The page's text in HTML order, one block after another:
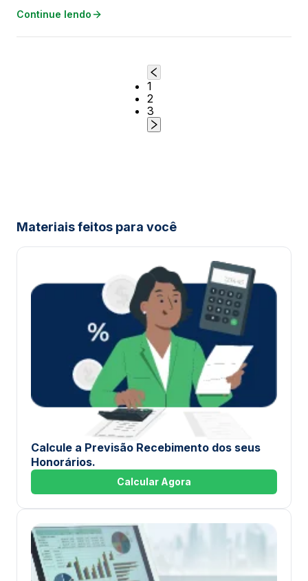
Continue lendo
1
2
3
Materiais feitos para você
Calcule a Previsão Recebimento dos seus
Honorários.
Calcular Agora